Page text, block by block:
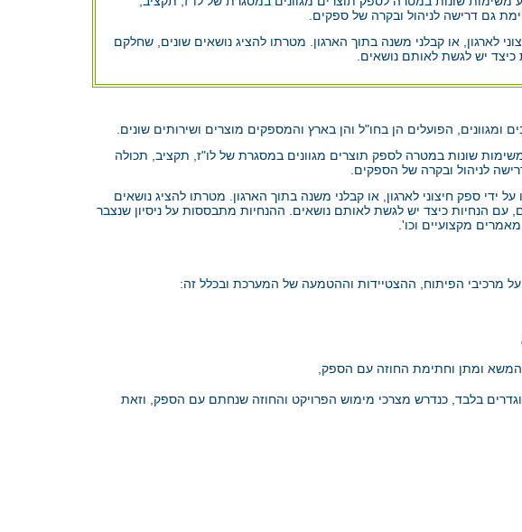
גם דרישה לניהול ובקרה של ספקים.
לארגון, או קבלני משנה בתוך הארגון. מטרתו להציג נושאים שונים, שחלקם
יש לגשת לאותם נושאים.
הפועלים הן בחו"ל והן בארץ והמספקים מוצרים ושירותים שונים.
שונות במטרה לספק תוצרים מגוונים במסגרת של לו"ז, תקציב, תכולה
לניהול ובקרה של הספקים.
ספק חיצוני לארגון, או קבלני משנה בתוך הארגון. מטרתו להציג נושאים
הנחיות כיצד יש לגשת לאותם נושאים. ההנחיות מתבססות על ניסיון שנצבר
מקצועיים וכו'.
ומתן וחתימת החוזה עם הספק,
בלבד, כנדרש מצרכי מימוש הפרויקט והחוזה שנחתם עם הספק, וזאת